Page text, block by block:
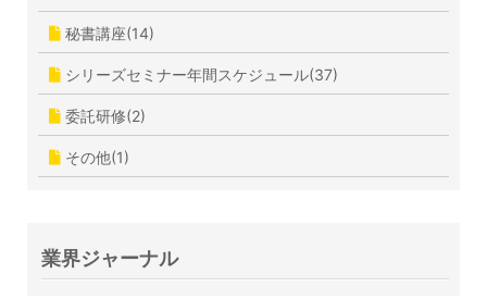
秘書講座(14)
シリーズセミナー年間スケジュール(37)
委託研修(2)
その他(1)
業界ジャーナル